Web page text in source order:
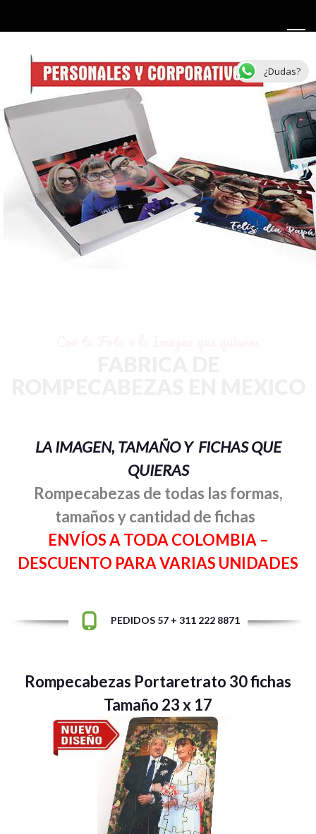
LA IMAGEN, TAMAÑO Y FICHAS QUE
QUIERAS
Rompecabezas de todas las formas,
tamaños y cantidad de fichas
ENVÍOS A TODA COLOMBIA –
DESCUENTO PARA VARIAS UNIDADES
PEDIDOS 57 + 311 222 8871
Rompecabezas Portaretrato 30 fichas
Tamaño 23 x 17
¿Dudas?